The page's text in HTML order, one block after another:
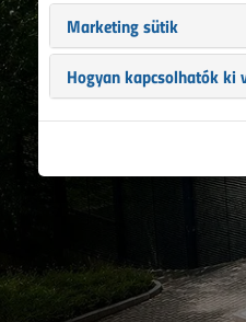
Marketing sütik
Hogyan kapcsolhatók ki